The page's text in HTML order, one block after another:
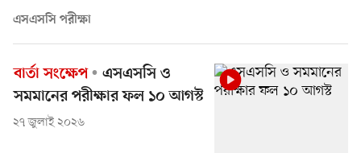
এসএসসি পরীক্ষা
বার্তা সংক্ষেপ
এসএসসি ও
সমমানের পরীক্ষার ফল ১০ আগস্ট
২৭ জুলাই ২০২৬